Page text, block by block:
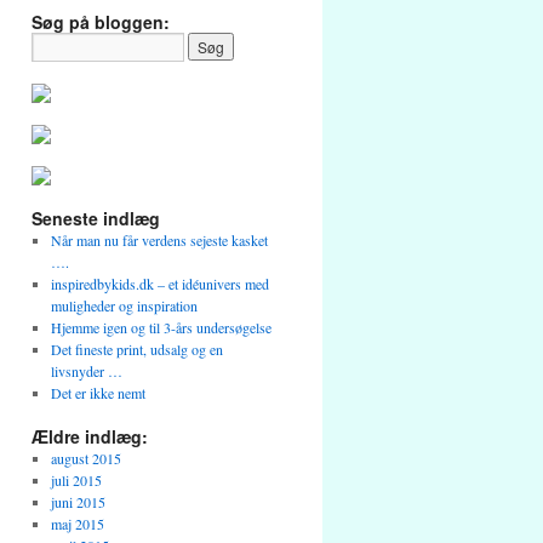
Søg på bloggen:
Seneste indlæg
Når man nu får verdens sejeste kasket
….
inspiredbykids.dk – et idéunivers med
muligheder og inspiration
Hjemme igen og til 3-års undersøgelse
Det fineste print, udsalg og en
livsnyder …
Det er ikke nemt
Ældre indlæg:
august 2015
juli 2015
juni 2015
maj 2015